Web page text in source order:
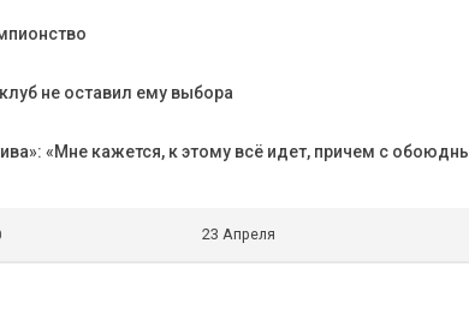
не оставил ему выбора
«Мне кажется, к этому всё идет, причем с
23 Апреля